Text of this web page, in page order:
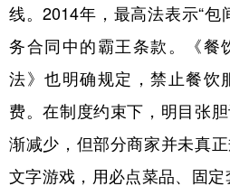
食品 人居
学术中国 乡村振兴
彩票 娱乐
公益 一带一路
线。2014年，最高法表示“包
务合同中的霸王条款。《餐
法》也明确规定，禁止餐饮
费。在制度约束下，明目张
渐减少，但部分商家并未真
文字游戏，用必点菜品、固定